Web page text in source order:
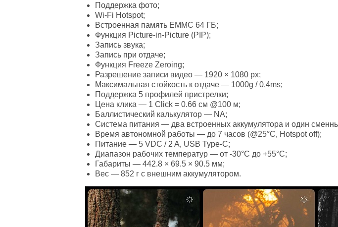
Поддержка фото;
Wi-Fi Hotspot;
Встроенная память EMMC 64 ГБ;
Функция Picture-in-Picture (PIP);
Запись звука;
Запись при отдаче;
Функция Freeze Zeroing;
Разрешение записи видео — 1920 × 1080 px;
Максимальная стойкость к отдаче — 1000g / 0.4ms;
Поддержка 5 профилей пристрелки;
Цена клика — 1 Click = 0.66 см @100 м;
Баллистический калькулятор — NA;
Система питания — два встроенных аккумулятора и один
Время автономной работы — до 7 часов (@25°C, Hotspot off);
Питание — 5 VDC / 2 A, USB Type-C;
Диапазон рабочих температур — от -30°C до +55°C;
Габариты — 442.8 × 69.5 × 90.5 мм;
Вес — 852 г с внешним аккумулятором.